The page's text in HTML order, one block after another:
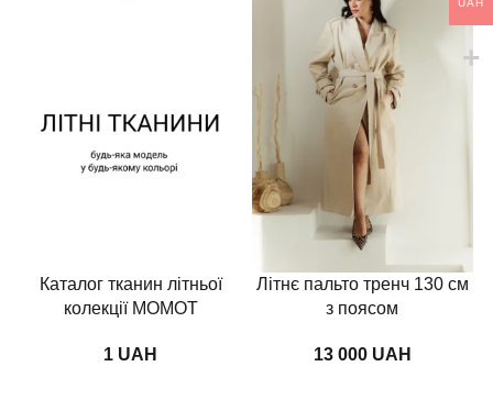
Каталог тканин літньої
колекції MOMOT
UAH
Літнє пальто тренч 130 см
з поясом
UAH